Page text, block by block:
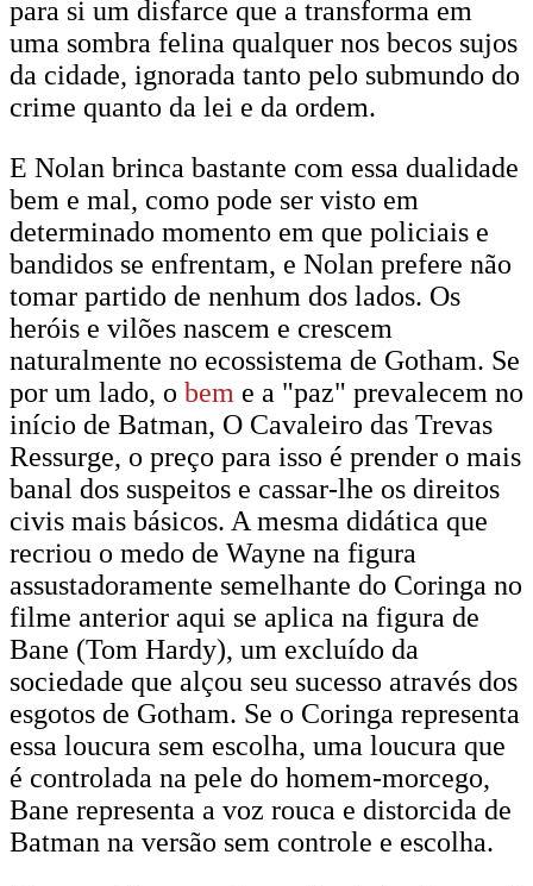
para si um disfarce que a transforma em
uma sombra felina qualquer nos becos sujos
da cidade, ignorada tanto pelo submundo do
crime quanto da lei e da ordem.
E Nolan brinca bastante com essa dualidade
bem e mal, como pode ser visto em
determinado momento em que policiais e
bandidos se enfrentam, e Nolan prefere não
tomar partido de nenhum dos lados. Os
heróis e vilões nascem e crescem
naturalmente no ecossistema de Gotham. Se
por um lado, o bem e a "paz" prevalecem no
início de Batman, O Cavaleiro das Trevas
Ressurge, o preço para isso é prender o mais
banal dos suspeitos e cassar-lhe os direitos
civis mais básicos. A mesma didática que
recriou o medo de Wayne na figura
assustadoramente semelhante do Coringa no
filme anterior aqui se aplica na figura de
Bane (Tom Hardy), um excluído da
sociedade que alçou seu sucesso através dos
esgotos de Gotham. Se o Coringa representa
essa loucura sem escolha, uma loucura que
é controlada na pele do homem-morcego,
Bane representa a voz rouca e distorcida de
Batman na versão sem controle e escolha.